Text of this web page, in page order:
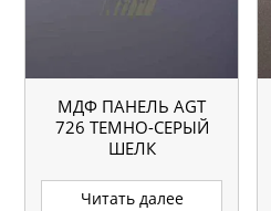
МДФ ПАНЕЛЬ AGT
726 ТЕМНО-СЕРЫЙ
ШЕЛК
Читать далее